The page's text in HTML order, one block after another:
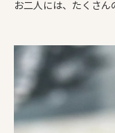
お二人には、たくさん